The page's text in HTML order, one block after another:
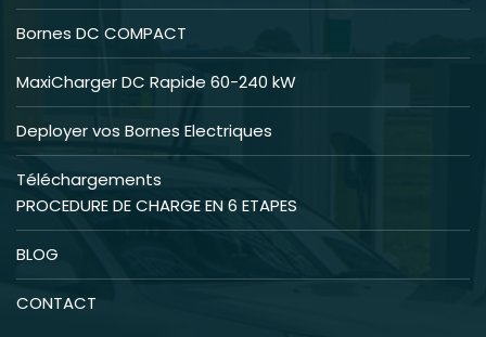
Bornes DC COMPACT
MaxiCharger DC Rapide 60-240 kW
Deployer vos Bornes Electriques
Téléchargements
PROCEDURE DE CHARGE EN 6 ETAPES
BLOG
CONTACT